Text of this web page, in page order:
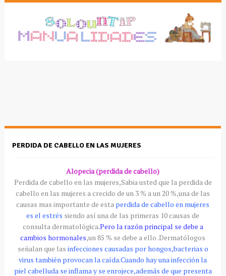
PERDIDA DE CABELLO EN LAS MUJERES
Alopecia (perdida de cabello)
Perdida de cabello en las mujeres,Sabia usted que la perdida de
cabello en las mujeres a crecido de un 3 % a un 20 %,una de las
causas mas importante de esta perdida de cabello en mujeres
es elestrés siendo así una de las primeras 10 causas de
consulta dermatológica.Pero la razón principal se debe a
cambios hormonales,un 85 % se debe a ello .Dermatólogos
señalan que las infecciones causadas por hongos,bacterias o
virus también provocan la caída.Cuando hay una infección la
piel cabelluda se inflama y se enrojece,además de que presenta